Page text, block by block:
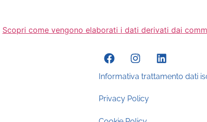
Scopri come vengono elaborati i dati derivati dai
Informativa trattamento dati
Privacy Policy